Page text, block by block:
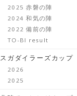
2025 赤磐の陣
2024 和気の陣
2022 備前の陣
TO-BI result
スガダイラーズカップ
2026
2025